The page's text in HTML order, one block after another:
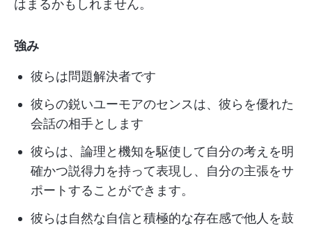
はまるかもしれません。
強み
彼らは問題解決者です
彼らの鋭いユーモアのセンスは、彼らを優れた
会話の相手とします
彼らは、論理と機知を駆使して自分の考えを明
確かつ説得力を持って表現し、自分の主張をサ
ポートすることができます。
彼らは自然な自信と積極的な存在感で他人を鼓